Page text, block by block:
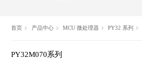
首页 产品中心 MCU 微处理器 PY32 系列
PY32M070系列